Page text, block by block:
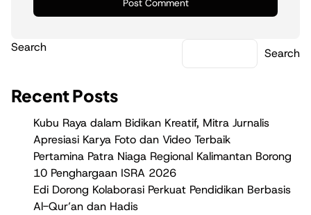
Search Search
Recent Posts
Kubu Raya dalam Bidikan Kreatif, Mitra Jurnalis
Apresiasi Karya Foto dan Video Terbaik
Pertamina Patra Niaga Regional Kalimantan Borong
10 Penghargaan ISRA 2026
Edi Dorong Kolaborasi Perkuat Pendidikan Berbasis
Al-Qur’an dan Hadis